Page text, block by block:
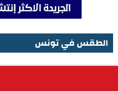
الطقس في تونس